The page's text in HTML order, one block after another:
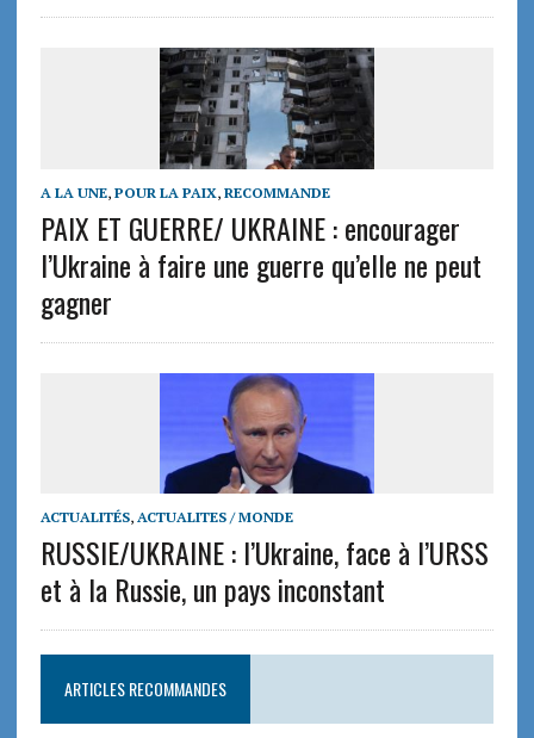
A LA UNE, POUR LA PAIX, RECOMMANDE
PAIX ET GUERRE/ UKRAINE : encourager
l’Ukraine à faire une guerre qu’elle ne peut
gagner
ACTUALITÉS, ACTUALITES / MONDE
RUSSIE/UKRAINE : l’Ukraine, face à l’URSS
et à la Russie, un pays inconstant
ARTICLES RECOMMANDES